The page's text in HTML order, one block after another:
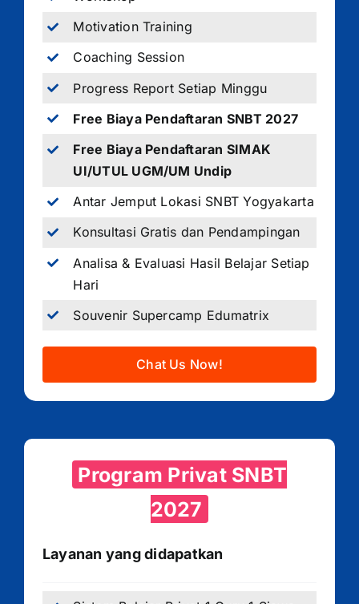
Motivation Training
Coaching Session
Progress Report Setiap Minggu
Free Biaya Pendaftaran SNBT 2027
Free Biaya Pendaftaran SIMAK
UI/UTUL UGM/UM Undip
Antar Jemput Lokasi SNBT Yogyakarta
Konsultasi Gratis dan Pendampingan
Analisa & Evaluasi Hasil Belajar Setiap
Hari
Souvenir Supercamp Edumatrix
Chat Us Now!
Program Privat SNBT
2027
Layanan yang didapatkan